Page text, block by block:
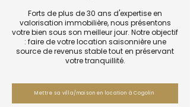
Forts de plus de 30 ans d'expertise en
valorisation immobilière, nous présentons
votre bien sous son meilleur jour. Notre objectif
: faire de votre location saisonnière une
source de revenus stable tout en préservant
votre tranquillité.
Mettre sa villa/maison en location à Cogolin